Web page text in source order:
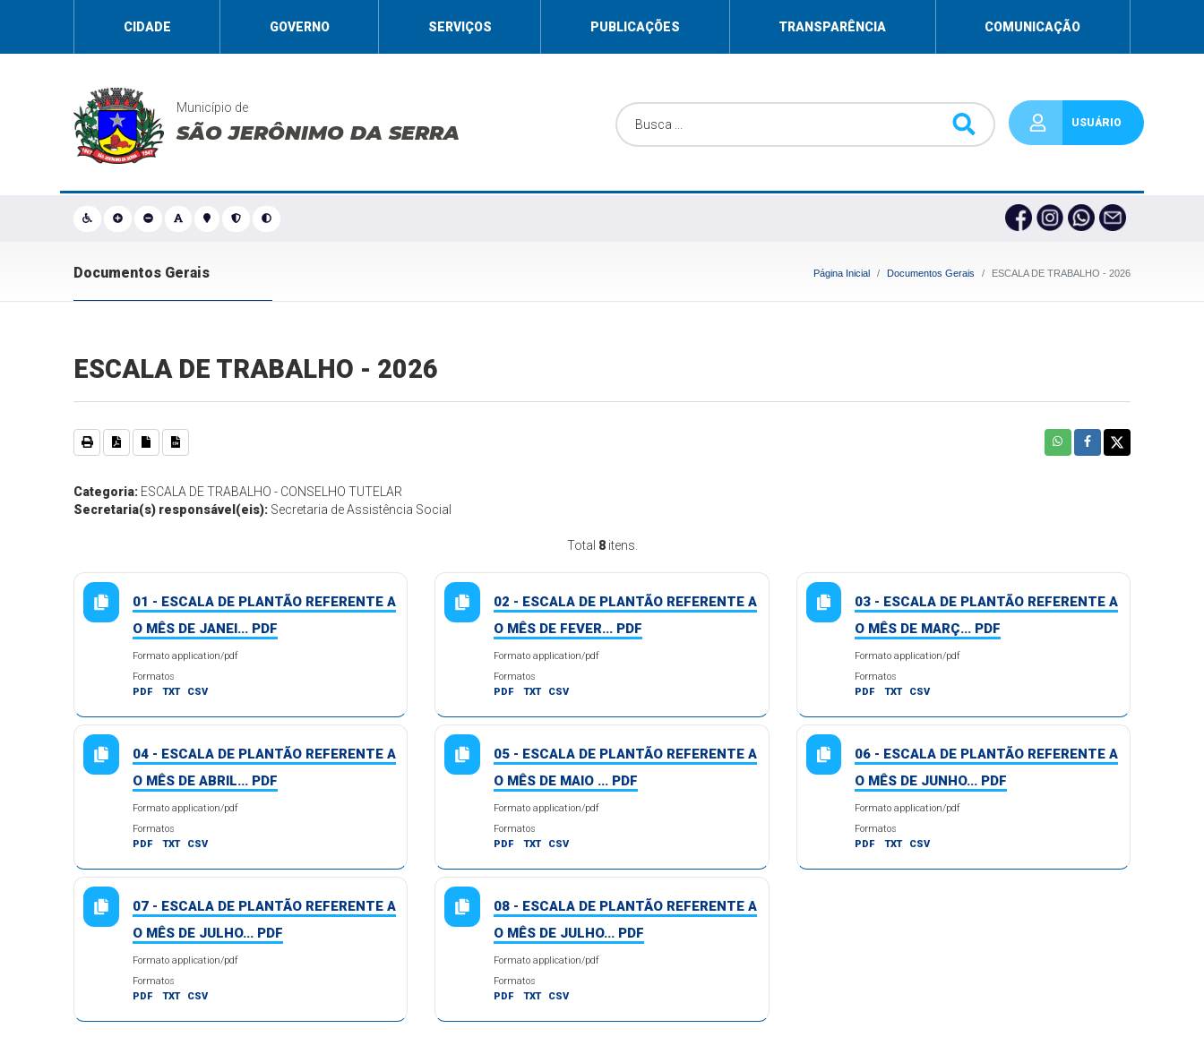
CIDADE GOVERNO SERVIÇOS PUBLICAÇÕES TRANSPARÊNCIA COMUNICAÇÃO
Município de
SÃO JERÔNIMO DA SERRA USUÁRIO
Documentos Gerais Página Inicial Documentos Gerais ESCALA DE TRABALHO - 2026
ESCALA DE TRABALHO - 2026
Categoria: ESCALA DE TRABALHO - CONSELHO TUTELAR
Secretaria(s) responsável(eis): Secretaria de Assistência Social
Total 8itens.
01 - ESCALA DE PLANTÃO REFERENTE A
O MÊS DE JANEI... PDF
Formato application/pdf
Formatos
PDF
TXT CSV
02 - ESCALA DE PLANTÃO REFERENTE A
O MÊS DE FEVER... PDF
Formato application/pdf
Formatos
PDF
TXT CSV
03 - ESCALA DE PLANTÃO REFERENTE A
O MÊS DE MARÇ... PDF
Formato application/pdf
Formatos
PDF
TXT CSV
04 - ESCALA DE PLANTÃO REFERENTE A
O MÊS DE ABRIL... PDF
Formato application/pdf
Formatos
PDF
TXT CSV
05 - ESCALA DE PLANTÃO REFERENTE A
O MÊS DE MAIO ... PDF
Formato application/pdf
Formatos
PDF
TXT CSV
06 - ESCALA DE PLANTÃO REFERENTE A
O MÊS DE JUNHO... PDF
Formato application/pdf
Formatos
PDF
TXT CSV
07 - ESCALA DE PLANTÃO REFERENTE A
O MÊS DE JULHO... PDF
Formato application/pdf
Formatos
PDF
TXT CSV
08 - ESCALA DE PLANTÃO REFERENTE A
O MÊS DE JULHO... PDF
Formato application/pdf
Formatos
PDF
TXT CSV